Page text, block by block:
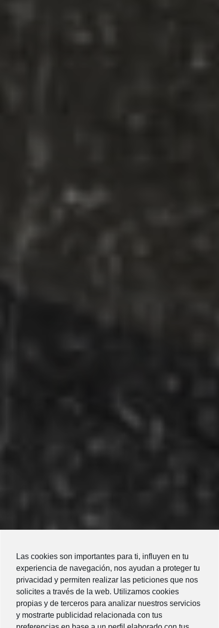
Las cookies son importantes para ti, influyen en tu
experiencia de navegación, nos ayudan a proteger tu
privacidad y permiten realizar las peticiones que nos
solicites a través de la web. Utilizamos cookies
propias y de terceros para analizar nuestros servicios
y mostrarte publicidad relacionada con tus
NUEVO